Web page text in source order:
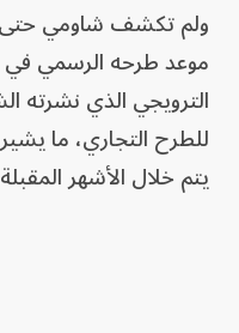
ولم تكشف شاومي حتى
موعد طرحه الرسمي في
الترويجي الذي نشرته
للطرح التجاري، ما
يتم خلال الأشهر